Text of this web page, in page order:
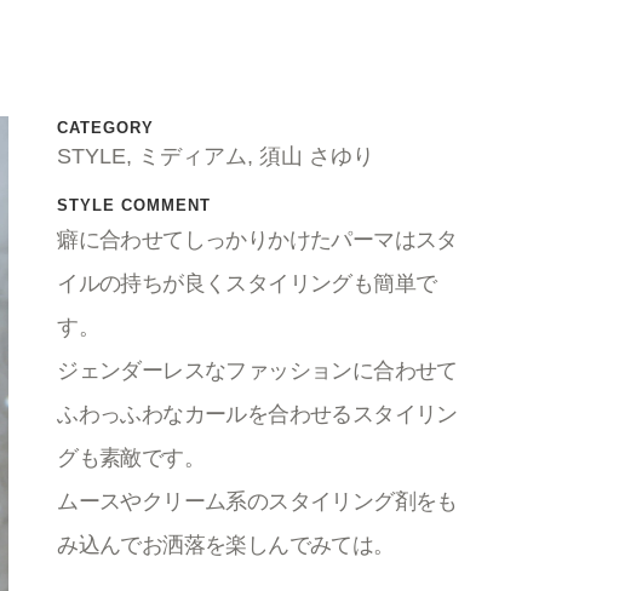
CATEGORY
STYLE, ミディアム, 須山 さゆり
STYLE COMMENT
癖に合わせてしっかりかけたパーマはスタ
イルの持ちが良くスタイリングも簡単で
す。
ジェンダーレスなファッションに合わせて
ふわっふわなカールを合わせるスタイリン
グも素敵です。
ムースやクリーム系のスタイリング剤をも
み込んでお洒落を楽しんでみては。